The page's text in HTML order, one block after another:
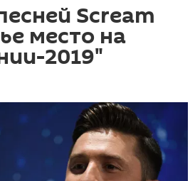
Scream
место на
2019"